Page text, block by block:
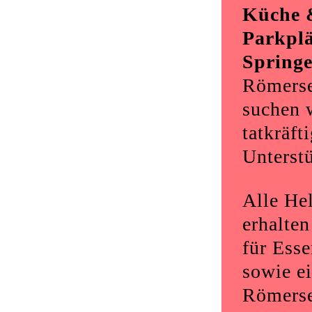
Küche
suchen
Alle
für
sowie